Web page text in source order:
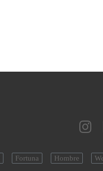
Fortuna Hombre